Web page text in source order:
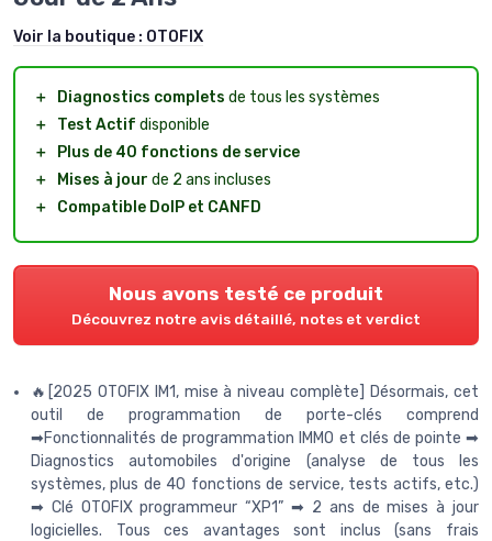
Voir la boutique : OTOFIX
＋ Diagnostics complets de tous les systèmes
＋
Test Actif disponible
＋
Plus de 40 fonctions de service
＋
Mises à jour de 2 ans incluses
＋
Compatible DoIP et CANFD
Nous avons testé ce produit
Découvrez notre avis détaillé, notes et verdict
🔥[2025 OTOFIX IM1, mise à niveau complète] Désormais, cet
outil de programmation de porte-clés comprend
➡Fonctionnalités de programmation IMMO et clés de pointe ➡
Diagnostics automobiles d'origine (analyse de tous les
systèmes, plus de 40 fonctions de service, tests actifs, etc.)
➡ Clé OTOFIX programmeur “XP1” ➡ 2 ans de mises à jour
logicielles. Tous ces avantages sont inclus (sans frais